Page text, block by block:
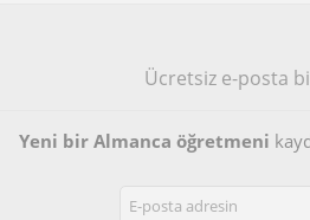
Ücretsiz e-posta
Yeni bir Almanca öğretmeni